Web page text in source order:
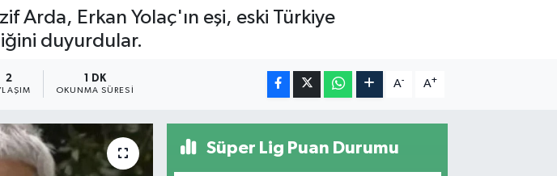
Arda, Erkan Yolaç'ın eşi, eski Türkiye
duyurdular.
2 1 DK
OKUNMA SÜRESI
A- A+
Süper Lig Puan Durumu